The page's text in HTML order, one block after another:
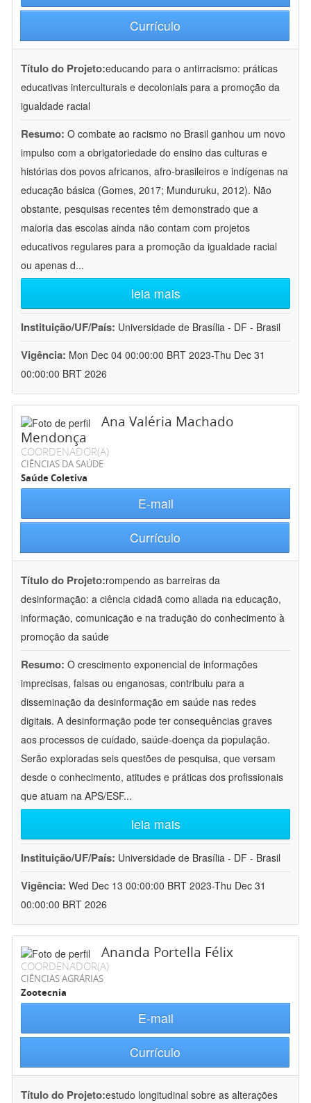
Currículo
Título do Projeto:educando para o antirracismo: práticas
educativas interculturais e decoloniais para a promoção da
igualdade racial
Resumo: O combate ao racismo no Brasil ganhou um novo
impulso com a obrigatoriedade do ensino das culturas e
histórias dos povos africanos, afro-brasileiros e indígenas na
educação básica (Gomes, 2017; Munduruku, 2012). Não
obstante, pesquisas recentes têm demonstrado que a
maioria das escolas ainda não contam com projetos
educativos regulares para a promoção da igualdade racial
ou apenas d...
leia mais
Instituição/UF/País: Universidade de Brasília - DF - Brasil
Vigência: Mon Dec 04 00:00:00 BRT 2023-Thu Dec 31
00:00:00 BRT 2026
Ana Valéria Machado
Mendonça
COORDENADOR(A)
CIÊNCIAS DA SAÚDE
Saúde Coletiva
E-mail
Currículo
Título do Projeto:rompendo as barreiras da
desinformação: a ciência cidadã como aliada na educação,
informação, comunicação e na tradução do conhecimento à
promoção da saúde
Resumo: O crescimento exponencial de informações
imprecisas, falsas ou enganosas, contribuiu para a
disseminação da desinformação em saúde nas redes
digitais. A desinformação pode ter consequências graves
aos processos de cuidado, saúde-doença da população.
Serão exploradas seis questões de pesquisa, que versam
desde o conhecimento, atitudes e práticas dos profissionais
que atuam na APS/ESF...
leia mais
Instituição/UF/País: Universidade de Brasília - DF - Brasil
Vigência: Wed Dec 13 00:00:00 BRT 2023-Thu Dec 31
00:00:00 BRT 2026
Ananda Portella Félix
COORDENADOR(A)
CIÊNCIAS AGRÁRIAS
Zootecnia
E-mail
Currículo
Título do Projeto:estudo longitudinal sobre as alterações